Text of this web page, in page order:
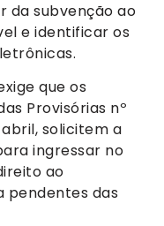
da subvenção ao
e identificar os
que os
Provisórias nº
abril, solicitem a
ingressar no
ao
pendentes das